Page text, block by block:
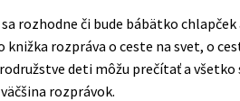
Jazyky
rozhodne či bude bábätko
knižka rozpráva o ceste na svet, o
deti môžu prečítať a
rozprávok.